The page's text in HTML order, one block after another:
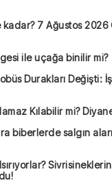
kadar? 7 Ağustos
ile uçağa binilir mi?
Durakları Değişti:
Kılabilir mi?
biberlerde salgın